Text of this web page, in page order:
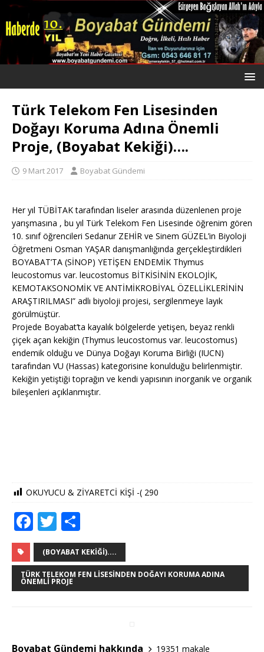
Türk Telekom Fen Lisesinden
Doğayı Koruma Adına Önemli
Proje, (Boyabat Kekiği)….
9 Mart 2017 Boyabat Gündemi
Her yıl TÜBİTAK tarafından liseler arasında düzenlenen proje
yarışmasına , bu yıl Türk Telekom Fen Lisesinde öğrenim gören
10. sınıf öğrencileri Sedanur ZEHİR ve Sinem GÜZEL’in Biyoloji
Öğretmeni Osman YAŞAR danışmanlığında gerçekleştirdikleri
BOYABAT’TA (SİNOP) YETİŞEN ENDEMİK Thymus
leucostomus var. leucostomus BİTKİSİNİN EKOLOJİK,
KEMOTAKSONOMİK VE ANTİMİKROBİYAL ÖZELLİKLERİNİN
ARAŞTIRILMASI” adlı biyoloji projesi, sergilenmeye layık
görülmüştür.
Projede Boyabat’ta kayalık bölgelerde yetişen, beyaz renkli
çiçek açan kekiğin (Thymus leucostomus var. leucostomus)
endemik olduğu ve Dünya Doğayı Koruma Birliği (IUCN)
tarafından VU (Hassas) kategorisine konulduğu belirlenmiştir.
Kekiğin yetiştiği toprağın ve kendi yapısının inorganik ve organik
bileşenleri açıklanmıştır.
OKUYUCU & ZİYARETCİ KİŞİ -( 290
F
a
c
e
b
T
w
it
te
r
h
ar
e
(BOYABAT KEKIĞI)....
TÜRK TELEKOM FEN LISESINDEN DOĞAYI KORUMA ADINA
ÖNEMLI PROJE
Boyabat Gündemi hakkında
19351 makale